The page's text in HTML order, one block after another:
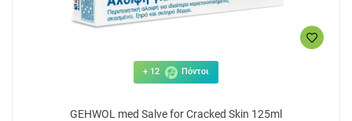
+ 12 Πόντοι
GEHWOL med Salve for Cracked Skin 125ml